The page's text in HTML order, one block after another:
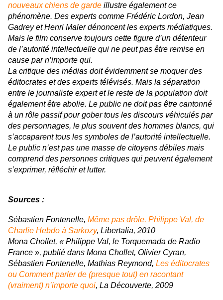
nouveaux chiens de garde illustre également ce
phénomène. Des experts comme Frédéric Lordon, Jean
Gadrey et Henri Maler dénoncent les experts médiatiques.
Mais le film conserve toujours cette figure d’un détenteur
de l’autorité intellectuelle qui ne peut pas être remise en
cause par n’importe qui.
La critique des médias doit évidemment se moquer des
éditocrates et des experts télévisés. Mais la séparation
entre le journaliste expert et le reste de la population doit
également être abolie. Le public ne doit pas être cantonné
à un rôle passif pour gober tous les discours véhiculés par
des personnages, le plus souvent des hommes blancs, qui
s’accaparent tous les symboles de l’autorité intellectuelle.
Le public n’est pas une masse de citoyens débiles mais
comprend des personnes critiques qui peuvent également
s’exprimer, réfléchir et lutter.
Sources :
Sébastien Fontenelle, Même pas drôle. Philippe Val, de
Charlie Hebdo à Sarkozy, Libertalia, 2010
Mona Chollet, « Philippe Val, le Torquemada de Radio
France », publié dans Mona Chollet, Olivier Cyran,
Sébastien Fontenelle, Mathias Reymond, Les éditocrates
ou Comment parler de (presque tout) en racontant
(vraiment) n’importe quoi, La Découverte, 2009